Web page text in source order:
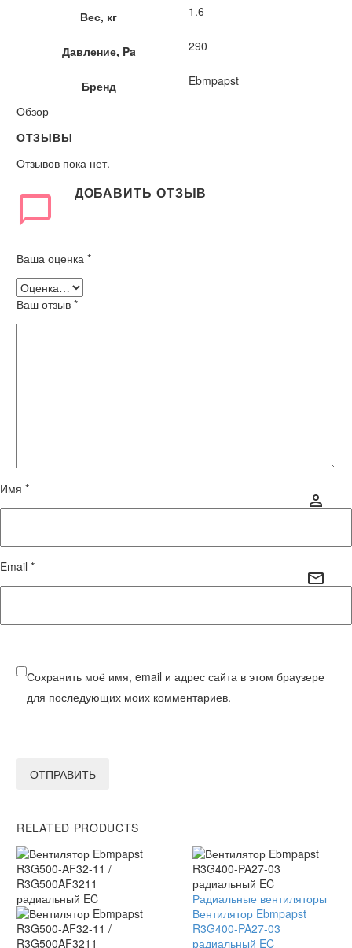
Вес, кг 1.6
Давление, Pa 290
Бренд
Ebmpapst
Обзор
ОТЗЫВЫ
Отзывов пока нет.
ДОБАВИТЬ ОТЗЫВ
Ваша оценка *
Ваш отзыв *
Имя *
Email *
Сохранить моё имя, email и адрес сайта в этом браузере
для последующих моих комментариев.
ОТПРАВИТЬ
RELATED PRODUCTS
Вентилятор
Ebmpapst
R3G400-
PA27-
Радиальные вентиляторы
Вентилятор Ebmpapst
R3G400-PA27-03
радиальный EC